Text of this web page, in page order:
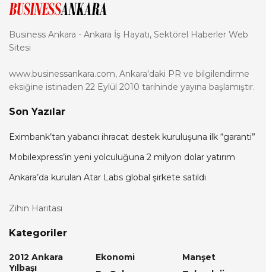
Business Ankara - Ankara İş Hayatı, Sektörel Haberler Web
Sitesi
www.businessankara.com, Ankara'daki PR ve bilgilendirme
eksiğine istinaden 22 Eylül 2010 tarihinde yayına başlamıştır.
Son Yazılar
Eximbank’tan yabancı ihracat destek kuruluşuna ilk “garanti”
Mobilexpress’in yeni yolculuğuna 2 milyon dolar yatırım
Ankara’da kurulan Atar Labs global şirkete satıldı
Zihin Haritası
Kategoriler
2012 Ankara
Yılbaşı
Ekonomi
Manşet